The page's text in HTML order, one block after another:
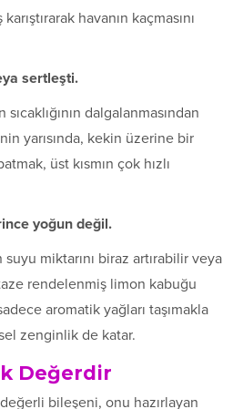
havanın kaçmasını
sertleşti.
dalgalanmasından
yarısında, kekin üzerine bir
üst kısmın çok hızlı
yoğun değil.
miktarını biraz artırabilir veya
rendelenmiş limon kabuğu
aromatik yağları taşımakla
zenginlik de katar.
Değerdir
bileşeni, onu hazırlayan